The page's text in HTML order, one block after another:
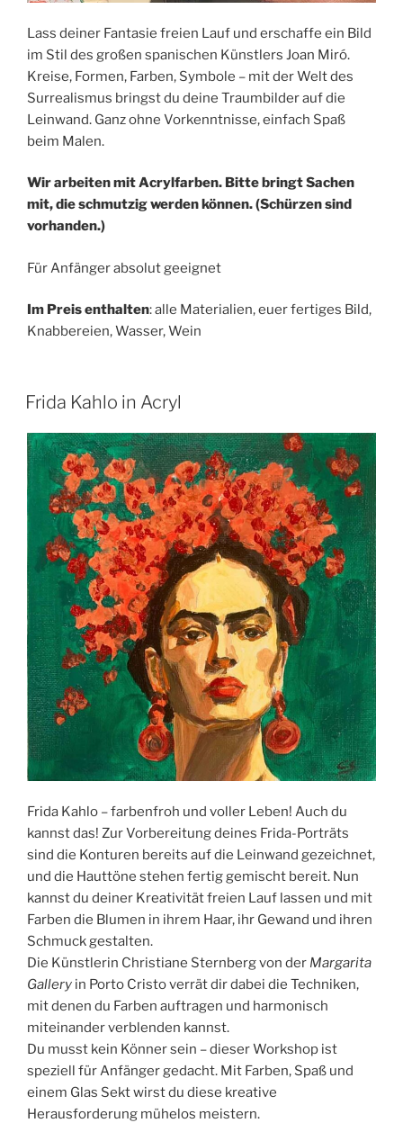
Lass deiner Fantasie freien Lauf und erschaffe ein Bild
im Stil des großen spanischen Künstlers Joan Miró.
Kreise, Formen, Farben, Symbole – mit der Welt des
Surrealismus bringst du deine Traumbilder auf die
Leinwand. Ganz ohne Vorkenntnisse, einfach Spaß
beim Malen.
Wir arbeiten mit Acrylfarben. Bitte bringt Sachen
mit, die schmutzig werden können. (Schürzen sind
vorhanden.)
Für Anfänger absolut geeignet
Im Preis enthalten: alle Materialien, euer fertiges Bild,
Knabbereien, Wasser, Wein
Frida Kahlo in Acryl
Frida Kahlo – farbenfroh und voller Leben! Auch du
kannst das! Zur Vorbereitung deines Frida-Porträts
sind die Konturen bereits auf die Leinwand gezeichnet,
und die Hauttöne stehen fertig gemischt bereit. Nun
kannst du deiner Kreativität freien Lauf lassen und mit
Farben die Blumen in ihrem Haar, ihr Gewand und ihren
Schmuck gestalten.
Die Künstlerin Christiane Sternberg von der Margarita
Gallery in Porto Cristo verrät dir dabei die Techniken,
mit denen du Farben auftragen und harmonisch
miteinander verblenden kannst.
Du musst kein Könner sein – dieser Workshop ist
speziell für Anfänger gedacht. Mit Farben, Spaß und
einem Glas Sekt wirst du diese kreative
Herausforderung mühelos meistern.